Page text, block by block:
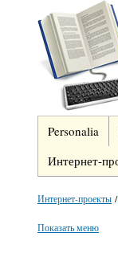
Personalia
Интернет-
Интернет-проекты /
Показать меню